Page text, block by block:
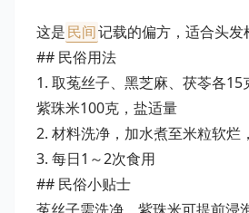
这是民间记载的偏方，适合头发
## 民俗用法
1. 取菟丝子、黑芝麻、茯苓各15
紫珠米100克，盐适量
2. 材料洗净，加水煮至米粒软烂
3. 每日1～2次食用
## 民俗小贴士